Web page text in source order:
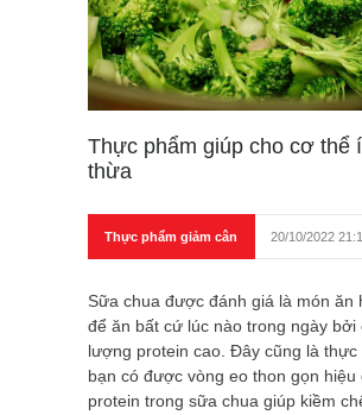
Thực phẩm giúp cho cơ thể
thừa
Thực phẩm giảm cân 20/10/2022
Sữa chua được đánh giá là món ăn
để ăn bất cứ lúc nào trong ngày bởi
lượng protein cao. Đây cũng là thực
bạn có được vòng eo thon gọn hiệu
protein trong sữa chua giúp kiềm